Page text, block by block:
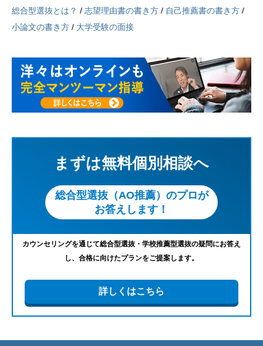
総合型選抜とは？ / 志望理由書の書き方 / 自己推薦書の書き方 /
小論文の書き方 / 大学受験の面接
まずは無料個別相談へ
総合型選抜（AO推薦）のプロが
お答えします！
カウンセリングを通じて総合型選抜・学校推薦型選抜の疑問にお答え
し、合格に向けたプランをご提案します。
詳しくはこちら